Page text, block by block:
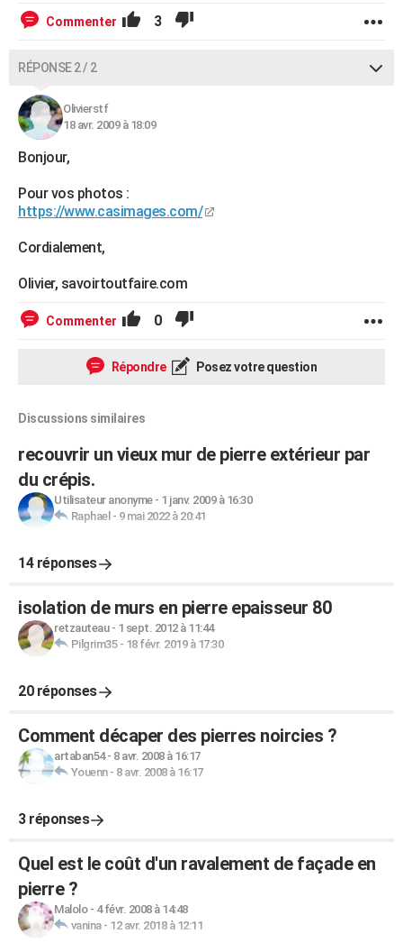
Commenter 3
RÉPONSE 2 / 2
Olivierstf
18 avr. 2009 à 18:09
Bonjour,
Pour vos photos :
https://www.casimages.com/
Cordialement,
Olivier, savoirtoutfaire.com
Commenter 0
Répondre Posez votre question
Discussions similaires
recouvrir un vieux mur de pierre extérieur par
du crépis.
Utilisateur anonyme- 1 janv. 2009 à 16:30
Raphael - 9 mai 2022 à 20:41
14 réponses
isolation de murs en pierre epaisseur 80
retzauteau- 1 sept. 2012 à 11:44
Pilgrim35- 18 févr. 2019 à 17:30
20 réponses
Comment décaper des pierres noircies ?
artaban54- 8 avr. 2008 à 16:17
Youenn- 8 avr. 2008 à 16:17
3 réponses
Quel est le coût d'un ravalement de façade en
pierre ?
Malolo- 4 févr. 2008 à 14:48
vanina- 12 avr. 2018 à 12:11